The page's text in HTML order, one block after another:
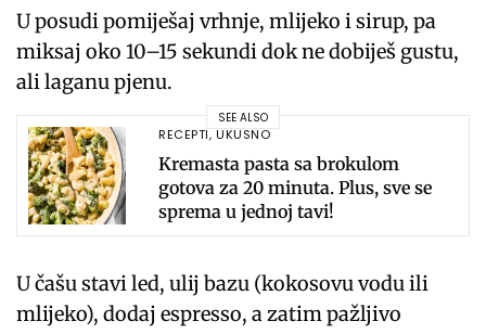
U posudi pomiješaj vrhnje, mlijeko i sirup, pa
miksaj oko 10–15 sekundi dok ne dobiješ gustu,
ali laganu pjenu.
SEE ALSO
RECEPTI, UKUSNO
Kremasta pasta sa brokulom
gotova za 20 minuta. Plus, sve se
sprema u jednoj tavi!
U čašu stavi led, ulij bazu (kokosovu vodu ili
mlijeko), dodaj espresso, a zatim pažljivo